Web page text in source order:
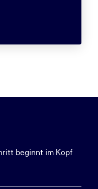
beginnt im Kopf